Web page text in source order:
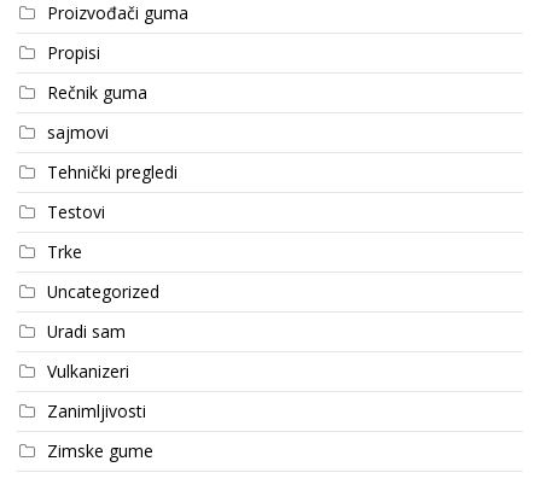
Proizvođači guma
Propisi
Rečnik guma
sajmovi
Tehnički pregledi
Testovi
Trke
Uncategorized
Uradi sam
Vulkanizeri
Zanimljivosti
Zimske gume